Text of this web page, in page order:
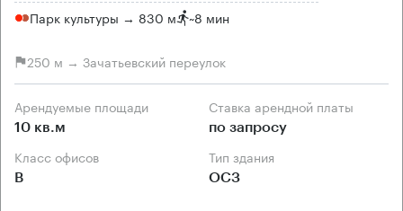
Парк культуры → 830 м ~8 мин
250 м → Зачатьевский переулок
Арендуемые площади
10 кв.м
Ставка арендной платы
по запросу
Класс офисов
B
Тип здания
ОСЗ